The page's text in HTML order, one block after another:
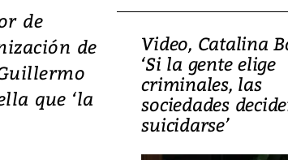
de
de
que ‘la
Video, Catalina
‘Si la gente elige
criminales, las
sociedades
suicidarse’